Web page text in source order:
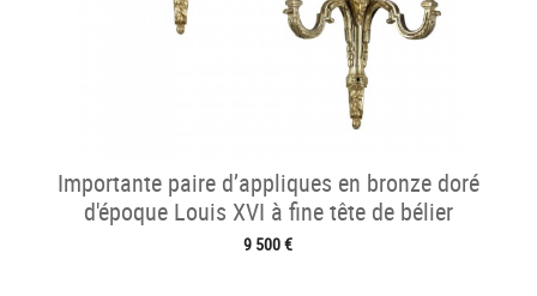
Importante paire d’appliques en bronze doré
d'époque Louis XVI à fine tête de bélier
9 500 €